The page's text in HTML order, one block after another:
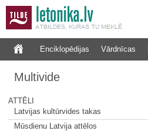
Enciklopēdijas Vārdnīcas
Multivide
ATTĒLI
Latvijas kultūrvides takas
Mūsdienu Latvija attēlos